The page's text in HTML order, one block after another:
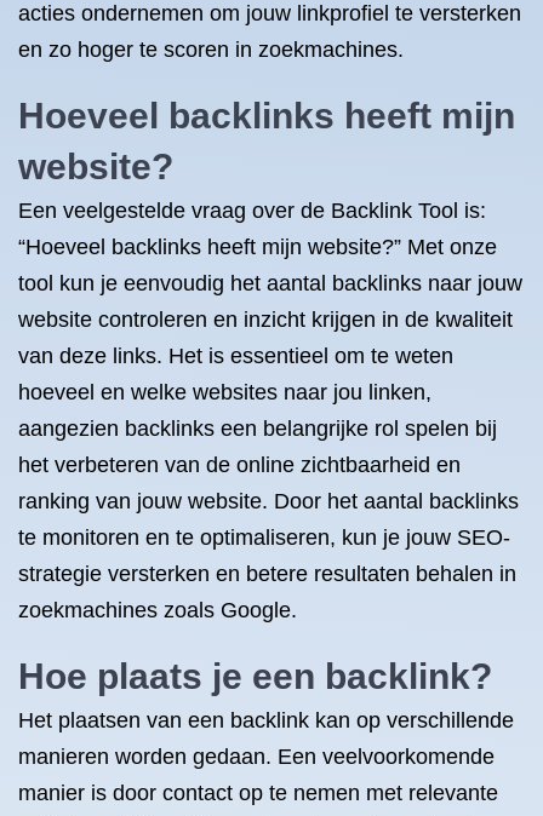
acties ondernemen om jouw linkprofiel te versterken
en zo hoger te scoren in zoekmachines.
Hoeveel backlinks heeft mijn
website?
Een veelgestelde vraag over de Backlink Tool is:
“Hoeveel backlinks heeft mijn website?” Met onze
tool kun je eenvoudig het aantal backlinks naar jouw
website controleren en inzicht krijgen in de kwaliteit
van deze links. Het is essentieel om te weten
hoeveel en welke websites naar jou linken,
aangezien backlinks een belangrijke rol spelen bij
het verbeteren van de online zichtbaarheid en
ranking van jouw website. Door het aantal backlinks
te monitoren en te optimaliseren, kun je jouw SEO-
strategie versterken en betere resultaten behalen in
zoekmachines zoals Google.
Hoe plaats je een backlink?
Het plaatsen van een backlink kan op verschillende
manieren worden gedaan. Een veelvoorkomende
manier is door contact op te nemen met relevante